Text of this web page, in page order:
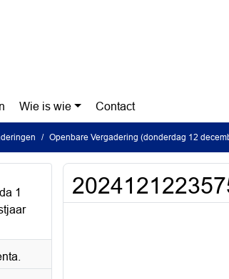
Wie is wie Contact
Openbare Vergadering (donderdag 12
1